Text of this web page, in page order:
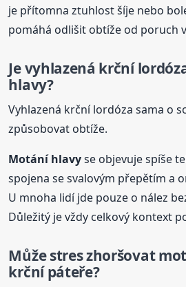
je přítomna ztuhlost šíje nebo
pomáhá odlišit obtíže od poruch
Je vyhlazená krční
hlavy?
Vyhlazená krční lordóza sama o
způsobovat obtíže.
Motání hlavyse objevuje spíše
spojena se svalovým přepětím a
U mnoha lidí jde pouze o nález
Důležitý je vždy celkový kontext
Může stres zhoršovat
krční páteře?